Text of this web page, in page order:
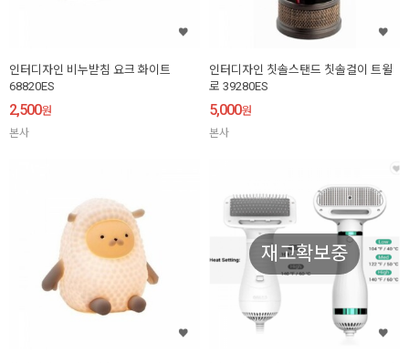
인터디자인 비누받침 요크 화이트
68820ES
2,500원
본사
인터디자인 칫솔스탠드 칫솔걸이 트윌
로 39280ES
5,000원
본사
재고확보중